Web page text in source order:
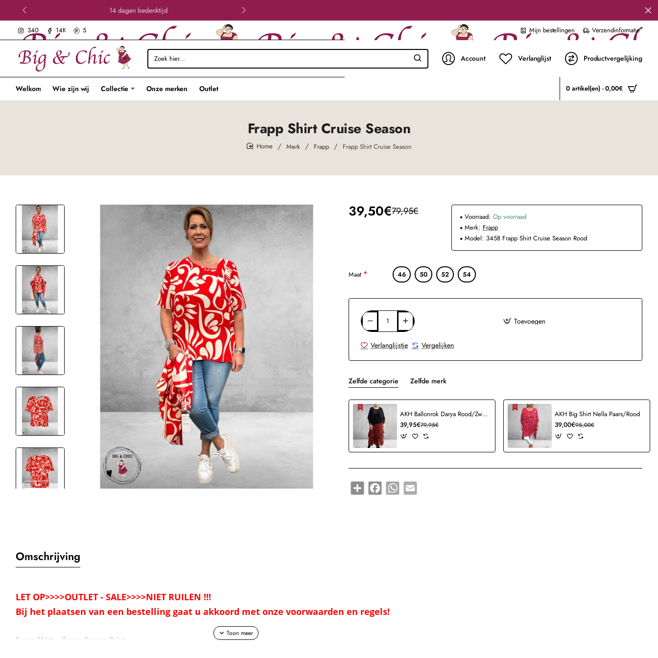
14 dagen bedenktijd
340 14K 5 Mijn bestellingen Verzendinformatie
Zoek
hier...
Account Verlanglijst Productvergelijking
Welkom Wie zijn wij Collectie Onze merken Outlet 0 artikel(en) - 0,00€
Frapp Shirt Cruise Season
Merk Frapp Frapp Shirt Cruise Season
39,50€79,95€ Voorraad: Op voorraad
Merk: Frapp
Model: 3458 Frapp Shirt Cruise Season Rood
Maat 46 50 52 54
Toevoegen
Verlanglijstje Vergelijken
Zelfde categorie Zelfde merk
AKH Ballonrok Darya Rood/Zwart
39,95€79,95€
AKH Big Shirt Nella Paars/Rood
39,00€95,00€
Share FacebookWhatsApp
Email
Omschrijving
LET OP>>>>OUTLET - SALE>>>>NIET RUILEN !!!
Bij het plaatsen van een bestelling gaat u akkoord met onze voorwaarden en regels!
Frapp Shirt – Cruise Season Print